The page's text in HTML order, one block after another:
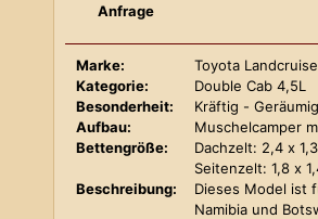
Anfrage
Marke:
Toyota
Kategorie:
Double Cab 4,5L
Besonderheit:
Kräftig - Geräumig
Aufbau:
Muschelcamper
Bettengröße:
Dachzelt: 2,4 x
Seitenzelt: 1,8 x
Beschreibung:
Dieses Model ist
Namibia und